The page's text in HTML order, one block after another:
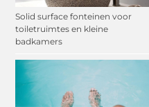
Solid surface fonteinen voor
toiletruimtes en kleine
badkamers